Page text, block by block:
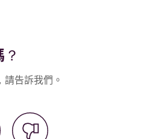
告訴我們。